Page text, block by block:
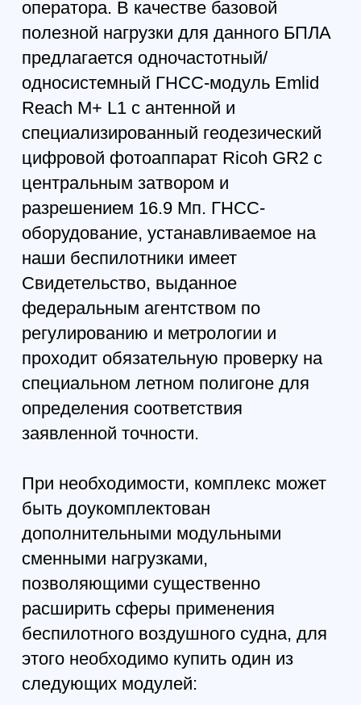
гиростабилизированный
тепловизор Flir Vue Pro 640
гиростабилизированный
комплекс из HD-камеры с 18
кратным зумом и тепловизора;
системой крепления и сброса
груза;
аналоговый видеолинк с
комплектом антенн для
приемника и передатчика;
цифровой HD-видеолинк с
комплектом антенн для
приемника и передатчика.
Уже базовая цена и комплектация
БПЛА включает все, что необходимо
для начала полноценной работы:
мультироторная платформа с
установленной полезной нагрузкой,
ПО наземной станции управления
(НСУ), один комплект ходовых
аккумуляторов и микропроцессорная
зарядная станция. При
необходимости мы доукомплектуем
кейсом, защищенным ноутбуком и
телескопической стойкой для
радиомодема.
мультикоптер "Атлас 3М Гео"
необходимо оформить заказ в нашем
интернет-магазине или связаться с
нами по телефону, электронной почте.
Срок исполнения заказа на
производство БПЛА комплекса для
геодезии зависит от загруженности
производства и погодных условий, т.к.